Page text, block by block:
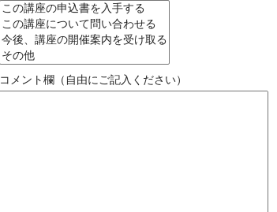
コメント欄（自由にご記入ください）